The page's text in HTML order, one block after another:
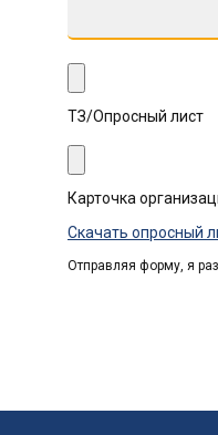
ТЗ/Опросный лист
Карточка
Скачать опросный
Отправляя форму, я